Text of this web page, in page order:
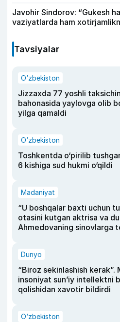
Javohir Sindorov: “Gukesh
vaziyatlarda ham
Tavsiyalar
O‘zbekiston
Jizzaxda 77 yoshli
bahonasida yaylovga olib
yilga qamaldi
O‘zbekiston
Toshkentda o‘pirilib
6 kishiga sud hukmi o‘qildi
Madaniyat
“U boshqalar baxti uchun
otasini kutgan aktrisa va
Ahmedovaning sinovlarga
Dunyo
“Biroz sekinlashish kerak”.
insoniyat sun’iy intellektni
qolishidan xavotir bildirdi
O‘zbekiston